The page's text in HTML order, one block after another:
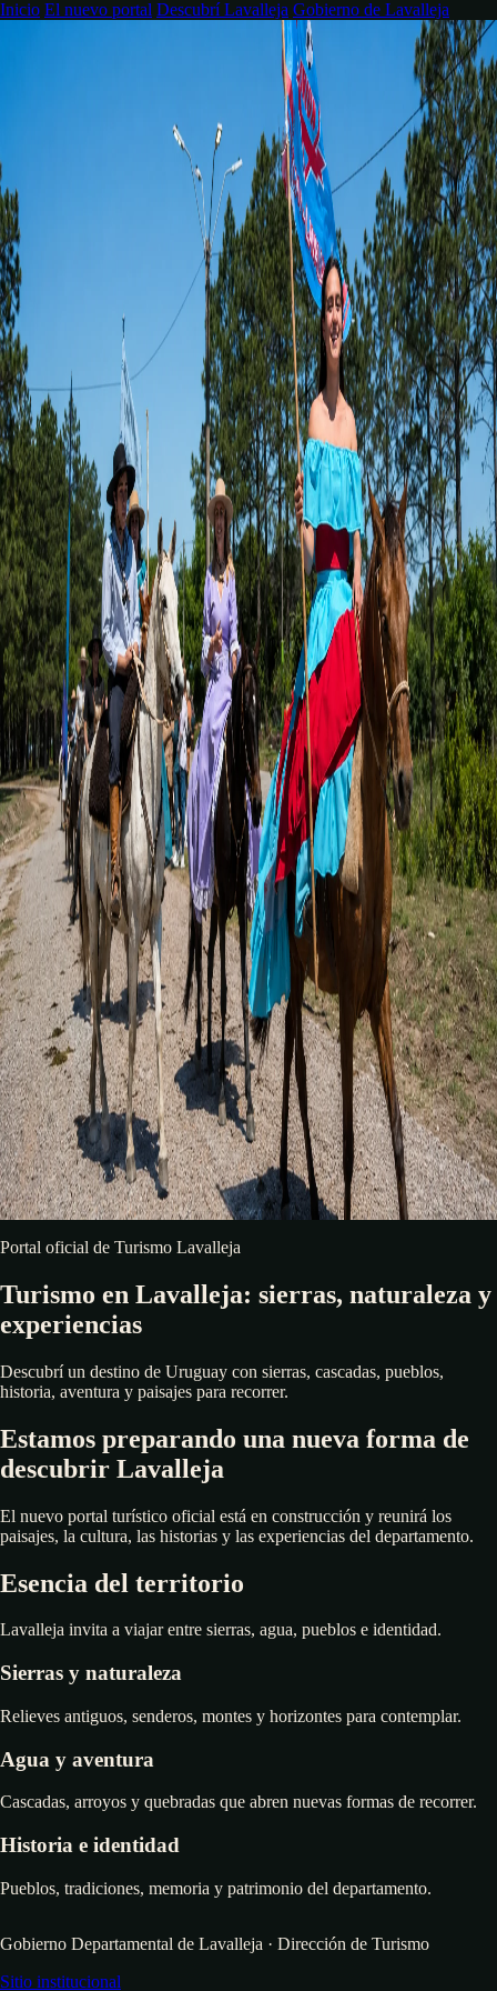
Inicio El nuevo portal Descubrí Lavalleja Gobierno de Lavalleja
Portal oficial de Turismo Lavalleja
Turismo en Lavalleja: sierras, naturaleza y
experiencias
Descubrí un destino de Uruguay con sierras, cascadas, pueblos,
historia, aventura y paisajes para recorrer.
Estamos preparando una nueva forma de
descubrir Lavalleja
El nuevo portal turístico oficial está en construcción y reunirá los
paisajes, la cultura, las historias y las experiencias del departamento.
Esencia del territorio
Lavalleja invita a viajar entre sierras, agua, pueblos e identidad.
Sierras y naturaleza
Relieves antiguos, senderos, montes y horizontes para contemplar.
Agua y aventura
Cascadas, arroyos y quebradas que abren nuevas formas de recorrer.
Historia e identidad
Pueblos, tradiciones, memoria y patrimonio del departamento.
Gobierno Departamental de Lavalleja · Dirección de Turismo
Sitio institucional